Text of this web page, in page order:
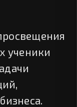
ученики